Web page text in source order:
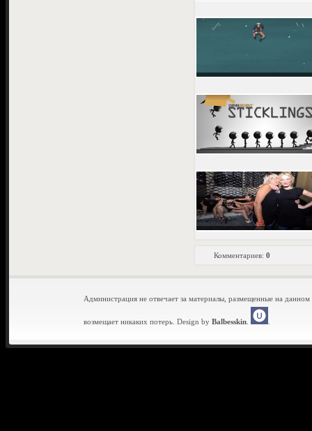
Комментариев: 0
Администрация не отвечает за материалы, размещенные на данном
возмещает никаких потерь. Design by Balbesskin.